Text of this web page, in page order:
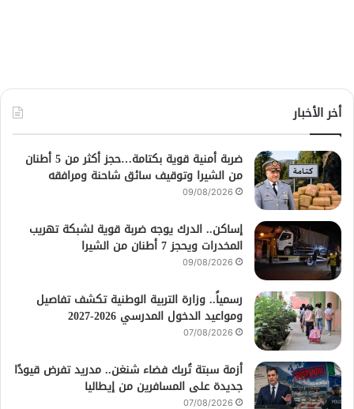
أخر الأخبار
ضربة أمنية قوية بكتامة…حجز أكثر من 5 أطنان
من الشيرا وتوقيف سائق شاحنة ومرافقه
09/08/2026
إساكن.. الدرك يوجه ضربة قوية لشبكة تهريب
المخدرات ويحجز 7 أطنان من الشيرا
09/08/2026
رسمياً.. وزارة التربية الوطنية تكشف تفاصيل
ومواعيد الدخول المدرسي 2026-2027
07/08/2026
أزمة سبتة تُربك فضاء شنغن.. مدريد تفرض قيودًا
جديدة على المسافرين من إيطاليا
07/08/2026